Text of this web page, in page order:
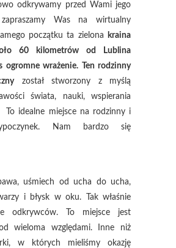
odkrywamy przed Wami jego
Was na wirtualny
początku ta zielona
kraina
60 kilometrów od Lublina
ogromne wrażenie. Ten rodzinny
został stworzony z myślą
świata, nauki, wspierania
To idealne miejsce na rodzinny i
Nam bardzo się
uśmiech od ucha do ucha,
i błysk w oku. Tak właśnie
odkrywców. To miejsce jest
wieloma względami. Inne niż
w których mieliśmy okazję